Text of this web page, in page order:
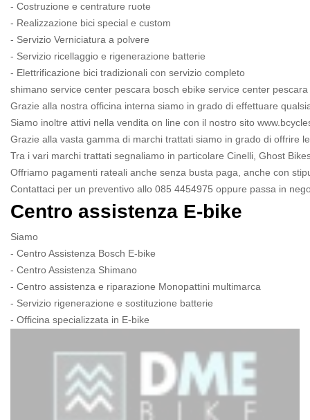
- Costruzione e centrature ruote
- Realizzazione bici special e custom
- Servizio Verniciatura a polvere
- Servizio ricellaggio e rigenerazione batterie
- Elettrificazione bici tradizionali con servizio completo
shimano service center pescara bosch ebike service center
Grazie alla nostra officina interna siamo in grado di effettuare
Siamo inoltre attivi nella vendita on line con il nostro sito
Grazie alla vasta gamma di marchi trattati siamo in grado di offrire
Tra i vari marchi trattati segnaliamo in particolare Cinelli, Ghost
Offriamo pagamenti rateali anche senza busta paga, anche con
Contattaci per un preventivo allo 085 4454975 oppure passa in
Centro assistenza E-bike
Siamo
- Centro Assistenza Bosch E-bike
- Centro Assistenza Shimano
- Centro assistenza e riparazione Monopattini multimarca
- Servizio rigenerazione e sostituzione batterie
- Officina specializzata in E-bike